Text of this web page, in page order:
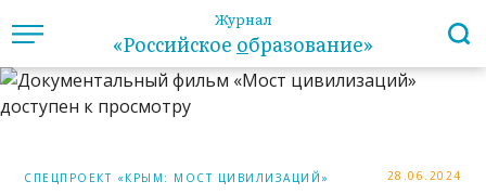
Журнал
«Российское образование»
СПЕЦПРОЕКТ «КРЫМ: МОСТ ЦИВИЛИЗАЦИЙ» 28.06.2024